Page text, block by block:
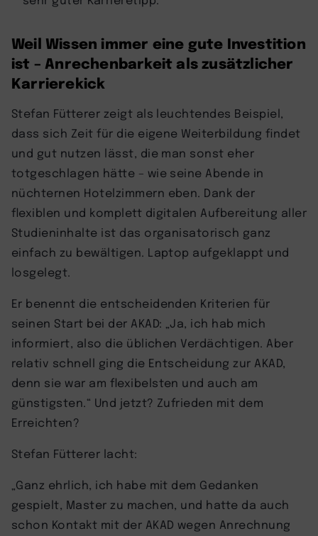
Weil Wissen immer eine gute Investition
ist – Anrechenbarkeit als zusätzlicher
Karrierekick
Stefan Fütterer zeigt als leuchtendes Beispiel,
dass sich Zeit für die eigene Weiterbildung findet
und gut nutzen lässt, die man sonst eher
totgeschlagen hätte – wie seine Abende in
nüchternen Hotelzimmern eben. Dank der
flexiblen und komplett digitalen Aufbereitung aller
Studieninhalte ist das organisatorisch ganz
einfach zu bewältigen. Laptop aufgeklappt und
losgelegt.
Er benennt die entscheidenden Kriterien für
seinen Start bei der AKAD: „Ja, ich hab mich
informiert, also die üblichen Verdächtigen. Aber
relativ schnell ging die Entscheidung zur AKAD,
denn sie war am flexibelsten und auch am
günstigsten.“ Und jetzt? Zufrieden mit dem
Erreichten?
Stefan Fütterer lacht:
„Ganz ehrlich, ich habe mit dem Gedanken
gespielt, Master zu machen, und hatte da auch
schon Kontakt mit der AKAD wegen Anrechnung